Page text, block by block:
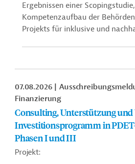
Ergebnissen einer
Kompetenzaufbau der
Projekts für inklusive und
07.08.2026
Finanzierung
Consulting, Unterstützung
Investitionsprogramm in
Phasen I und III
Projekt: